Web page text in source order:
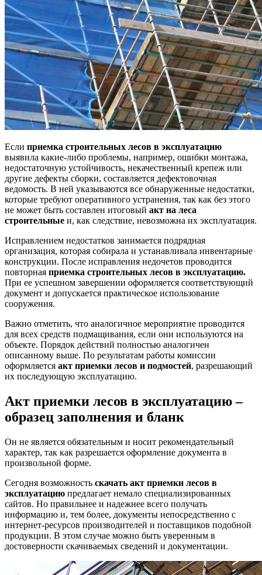
Если приемка строительных лесов в эксплуатацию
выявила какие-либо проблемы, например, ошибки монтажа,
недостаточную устойчивость, некачественный крепеж или
другие дефекты сборки, составляется дефектовочная
ведомость. В ней указываются все обнаруженные недостатки,
которые требуют оперативного устранения, так как без этого
не может быть составлен итоговый акт на леса
строительные и, как следствие, невозможна их эксплуатация.
Исправлением недостатков занимается подрядная
организация, которая собирала и устанавливала инвентарные
конструкции. После исправления недочетов проводится
повторная приемка строительных лесов в эксплуатацию.
При ее успешном завершении оформляется соответствующий
документ и допускается практическое использование
сооружения.
Важно отметить, что аналогичное мероприятие проводится
для всех средств подмащивания, если они используются на
объекте. Порядок действий полностью аналогичен
описанному выше. По результатам работы комиссии
оформляется акт приемки лесов и подмостей, разрешающий
их последующую эксплуатацию.
Акт приемки лесов в эксплуатацию –
образец заполнения и бланк
Он не является обязательным и носит рекомендательный
характер, так как разрешается оформление документа в
произвольной форме.
Сегодня возможность скачать акт приемки лесов в
эксплуатацию предлагает немало специализированных
сайтов. Но правильнее и надежнее всего получать
информацию и, тем более, документы непосредственно с
интернет-ресурсов производителей и поставщиков подобной
продукции. В этом случае можно быть уверенным в
достоверности скачиваемых сведений и документации.